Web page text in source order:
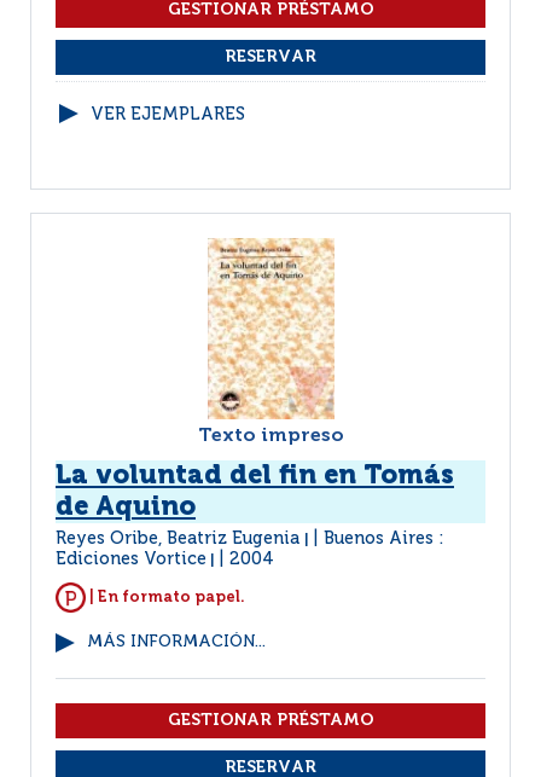
VER EJEMPLARES
Texto impreso
La voluntad del fin en Tomás
de Aquino
Reyes Oribe, Beatriz Eugenia
Buenos Aires :
Ediciones Vortice
2004
| En formato papel.
MÁS INFORMACIÓN...